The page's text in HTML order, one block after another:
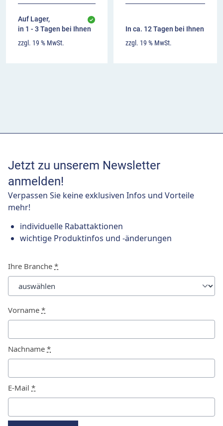
Auf Lager,
in 1 - 3 Tagen bei Ihnen
zzgl. 19 % MwSt.
In ca. 12 Tagen bei Ihnen
zzgl. 19 % MwSt.
Jetzt zu unserem Newsletter
anmelden!
Verpassen Sie keine exklusiven Infos und Vorteile
mehr!
individuelle Rabattaktionen
wichtige Produktinfos und -änderungen
Ihre Branche *
Vorname *
Nachname *
E-Mail *